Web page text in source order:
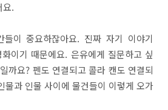
요.
들이 중요하잖아요. 진짜 자기 이야기
화이기 때문에요. 은유에게 질문하고 싶
까요? 펜도 연결되고 콜라 캔도 연결되
물과 인물 사이에 물건들이 이렇게 오가